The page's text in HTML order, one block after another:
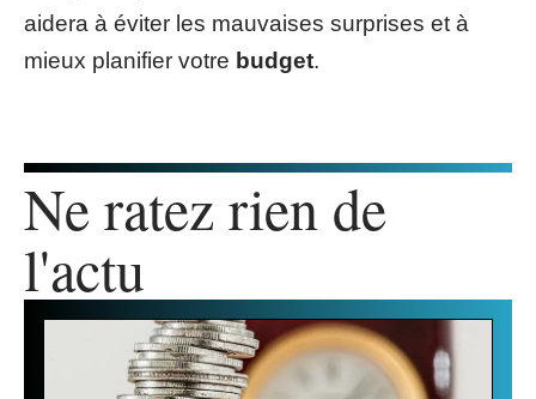
aidera à éviter les mauvaises surprises et à
mieux planifier votre budget.
Ne ratez rien de
l'actu